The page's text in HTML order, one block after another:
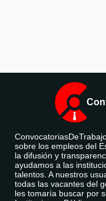
sobre los empleos del
la difusión y
ayudamos a las
talentos. A nuestros
todas las vacantes del
les tomaría buscar por